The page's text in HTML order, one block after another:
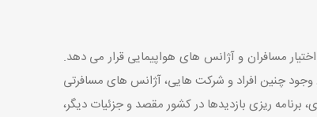
مسافران و آژانس های هواپیمایی قرار می دهد.
چنین افراد و شرکت هایی، آژانس های مسافرتی
ریزی بازدیدها در کشور مقصد و جزئیات دیگر،